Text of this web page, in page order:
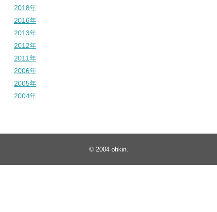
2018年
2016年
2013年
2012年
2011年
2006年
2005年
2004年
© 2004 ohkin.